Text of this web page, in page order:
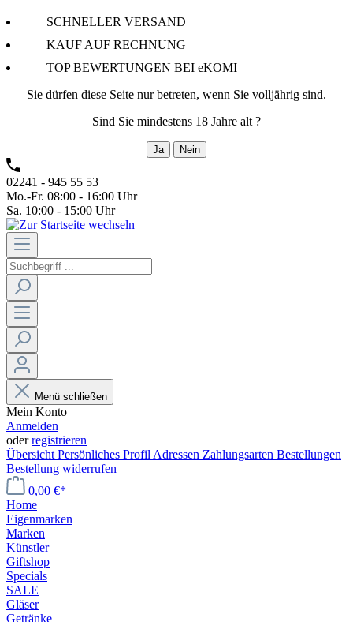
SCHNELLER VERSAND
KAUF AUF RECHNUNG
TOP BEWERTUNGEN BEI eKOMI
Sie dürfen diese Seite nur betreten, wenn Sie volljährig sind.
Sind Sie mindestens 18 Jahre alt ?
Ja Nein
02241 - 945 55 53
Mo.-Fr. 08:00 - 16:00 Uhr
Sa. 10:00 - 15:00 Uhr
Menü schließen
Mein Konto
Anmelden
oderregistrieren
Übersicht Persönliches Profil Adressen Zahlungsarten Bestellungen
Bestellung widerrufen
0,00 €*
Home
Eigenmarken
Marken
Künstler
Giftshop
Specials
SALE
Gläser
Getränke